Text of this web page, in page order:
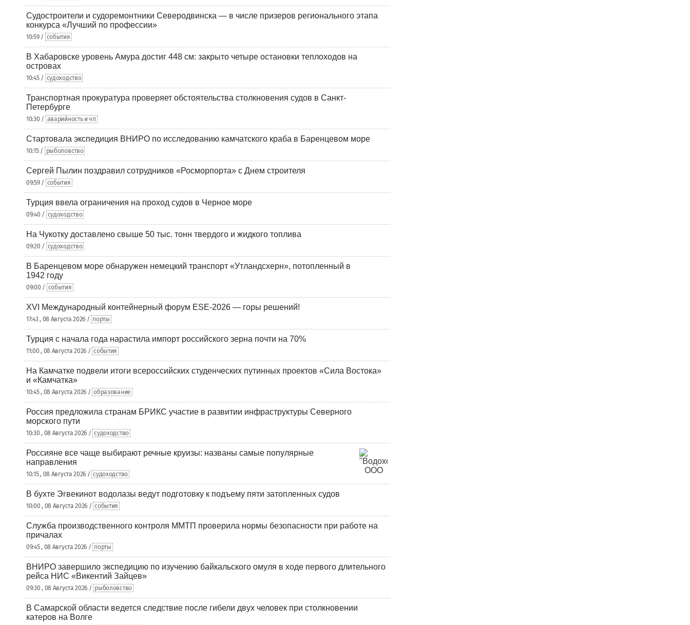
Судостроители и судоремонтники Северодвинска — в числе призеров регионального этапа
конкурса «Лучший по профессии»
10:59 / события
В Хабаровске уровень Амура достиг 448 см: закрыто четыре остановки теплоходов на
островах
10:45 / судоходство
Транспортная прокуратура проверяет обстоятельства столкновения судов в Санкт-
Петербурге
10:30 / аварийность и чп
Стартовала экспедиция ВНИРО по исследованию камчатского краба в Баренцевом море
10:15 / рыболовство
Сергей Пылин поздравил сотрудников «Росморпорта» с Днем строителя
09:59 / события
Турция ввела ограничения на проход судов в Черное море
09:40 / судоходство
На Чукотку доставлено свыше 50 тыс. тонн твердого и жидкого топлива
09:20 / судоходство
В Баренцевом море обнаружен немецкий транспорт «Утландсхерн», потопленный в
1942 году
09:00 / события
XVI Международный контейнерный форум ESE-2026 — горы решений!
17:43 , 08 Августа 2026 / порты
Турция с начала года нарастила импорт российского зерна почти на 70%
11:00 , 08 Августа 2026 / события
На Камчатке подвели итоги всероссийских студенческих путинных проектов «Сила Востока»
и «Камчатка»
10:45 , 08 Августа 2026 / образование
Россия предложила странам БРИКС участие в развитии инфраструктуры Северного
морского пути
10:30 , 08 Августа 2026 / судоходство
Россияне все чаще выбирают речные круизы: названы самые популярные
направления
10:15 , 08 Августа 2026 / судоходство
В бухте Эгвекинот водолазы ведут подготовку к подъему пяти затопленных судов
10:00 , 08 Августа 2026 / события
Служба производственного контроля ММТП проверила нормы безопасности при работе на
причалах
09:45 , 08 Августа 2026 / порты
ВНИРО завершило экспедицию по изучению байкальского омуля в ходе первого длительного
рейса НИС «Викентий Зайцев»
09:30 , 08 Августа 2026 / рыболовство
В Самарской области ведется следствие после гибели двух человек при столкновении
катеров на Волге